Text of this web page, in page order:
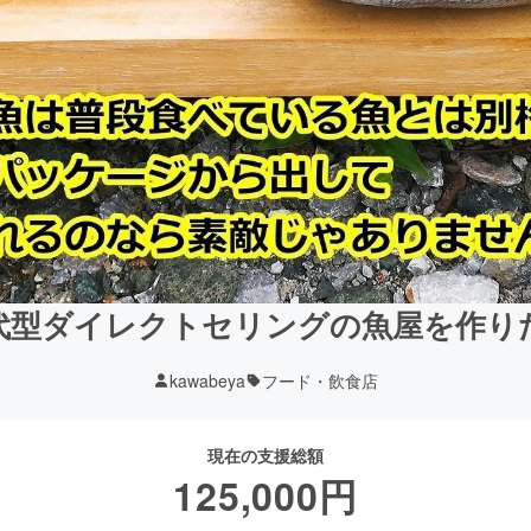
型ダイレクトセリングの魚屋を作り
kawabeya フード・飲食店
現在の支援総額
125,000円